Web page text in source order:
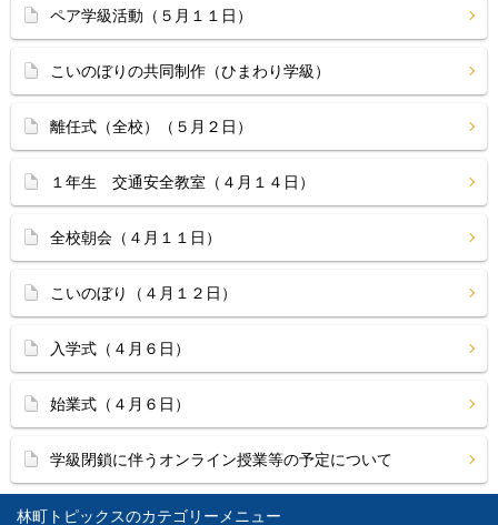
林町トピックス
ペア学級活動（５月１１日）
こいのぼりの共同制作（ひまわり学級）
離任式（全校）（５月２日）
１年生 交通安全教室（４月１４日）
全校朝会（４月１１日）
こいのぼり（４月１２日）
入学式（４月６日）
始業式（４月６日）
学級閉鎖に伴うオンライン授業等の予定について